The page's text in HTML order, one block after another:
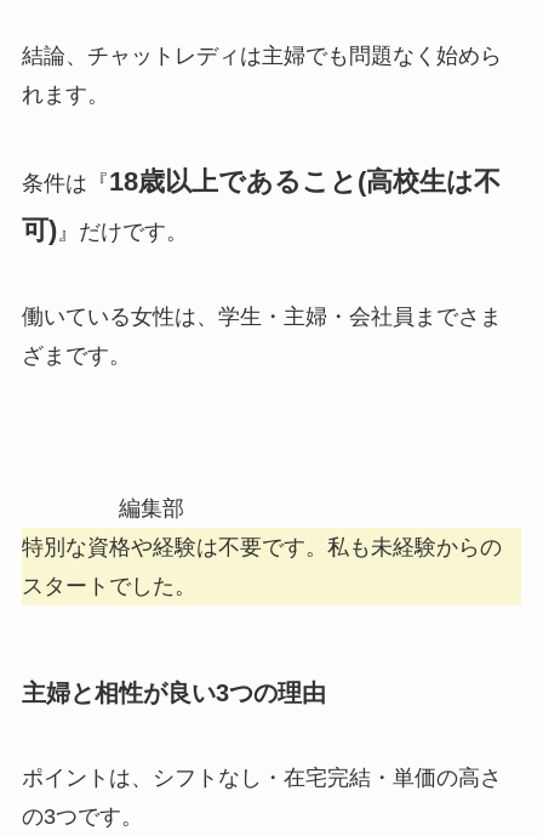
結論、チャットレディは主婦でも問題なく始めら
れます。
条件は『18歳以上であること(高校生は不
可)』だけです。
働いている女性は、学生・主婦・会社員までさま
ざまです。
編集部
特別な資格や経験は不要です。私も未経験からの
スタートでした。
主婦と相性が良い3つの理由
ポイントは、シフトなし・在宅完結・単価の高さ
の3つです。